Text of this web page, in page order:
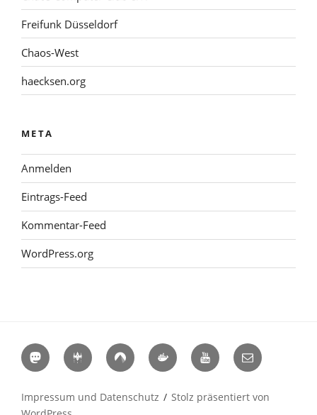
Freifunk Düsseldorf
Chaos-West
haecksen.org
META
Anmelden
Eintrags-Feed
Kommentar-Feed
WordPress.org
MastodonHackerspacesCodebergDocker
Hub
YouTubeE-
Mail
Impressum und Datenschutz
Stolz präsentiert von